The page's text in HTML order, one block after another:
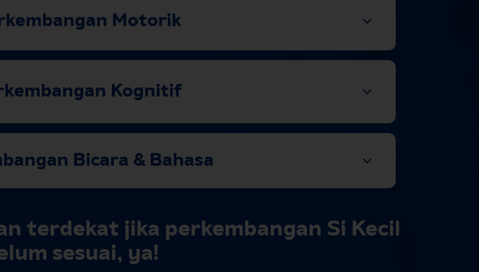
Motorik
Kognitif
Bicara & Bahasa
terdekat jika perkembangan Si Kecil
sesuai, ya!